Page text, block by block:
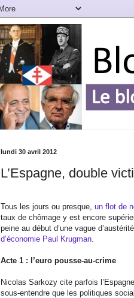
lundi 30 avril 2012
L’Espagne, double
Tous les jours ou presque, un flot de
taux de chômage y est encore
peine au début d’une vague
d’économie Paul Krugman
Acte 1 : l’euro pousse-au-crime
Nicolas Sarkozy cite parfois
sous-entendre que les politiques